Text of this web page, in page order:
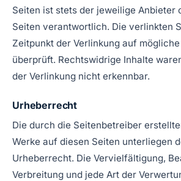
Seiten ist stets der jeweilige Anbieter
Seiten verantwortlich. Die verlinkten
Zeitpunkt der Verlinkung auf
überprüft. Rechtswidrige Inhalte
der Verlinkung nicht erkennbar.
Urheberrecht
Die durch die Seitenbetreiber
Werke auf diesen Seiten unterliegen
Urheberrecht. Die Vervielfältigung,
Verbreitung und jede Art der